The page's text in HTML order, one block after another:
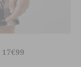
17€99